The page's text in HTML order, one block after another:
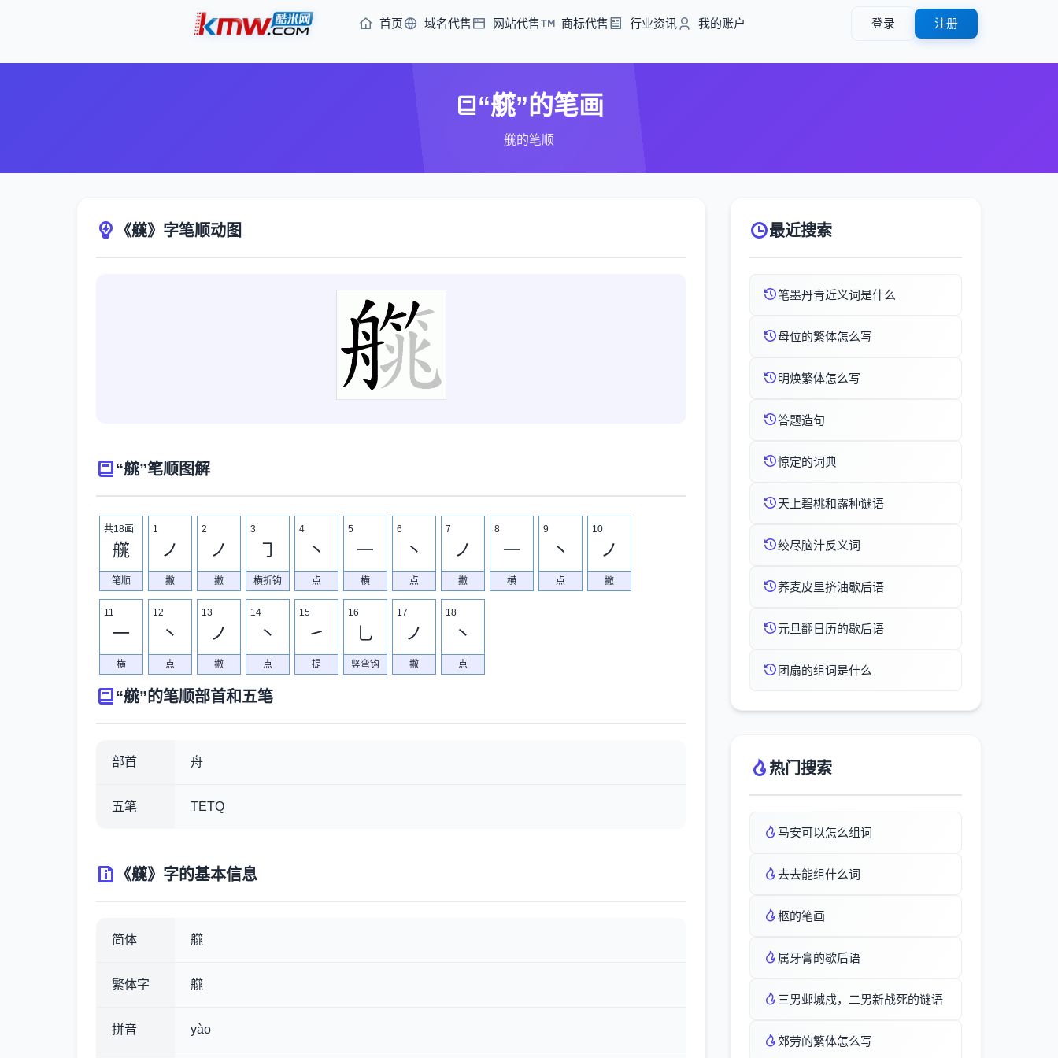
首页 域名代售 网站代售 商标代售 行业资讯 我的账户 登录 注册
“艞”的笔画
艞的笔顺
《艞》字笔顺动图
“艞”笔顺图解
共18画
艞
笔顺
1
ノ
撇
2
ノ
撇
3
㇆
横折钩
4
丶
点
5
一
横
6
丶
点
7
ノ
撇
8
一
横
9
丶
点
10
ノ
撇
11
一
横
12
丶
点
13
ノ
撇
14
丶
点
15
㇀
提
16
乚
竖弯钩
17
ノ
撇
18
丶
点
“艞”的笔顺部首和五笔
部首 舟
五笔 TETQ
《艞》字的基本信息
简体 艞
繁体字 艞
拼音 yào
最近搜索
笔墨丹青近义词是什么
母位的繁体怎么写
明焕繁体怎么写
答题造句
惊定的词典
天上碧桃和露种谜语
绞尽脑汁反义词
荞麦皮里挤油歇后语
元旦翻日历的歇后语
团扇的组词是什么
热门搜索
马安可以怎么组词
去去能组什么词
柩的笔画
属牙膏的歇后语
三男邺城戍，二男新战死的谜语
郊劳的繁体怎么写